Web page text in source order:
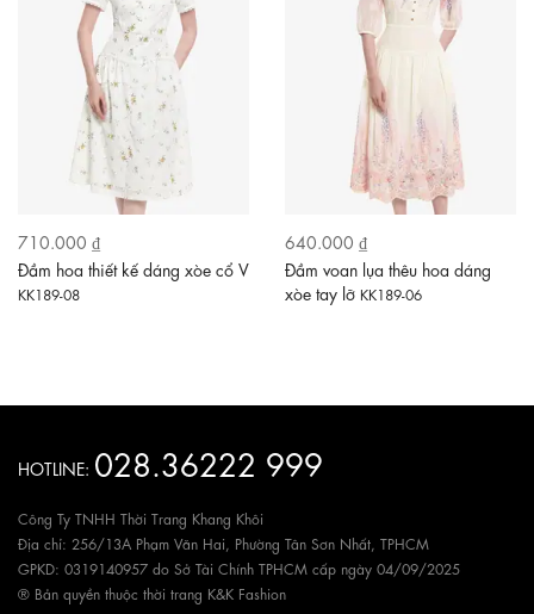
710.000 ₫
Đầm hoa thiết kế dáng xòe cổ V
KK189-08
640.000 ₫
Đầm voan lụa thêu hoa dáng
xòe tay lỡ KK189-06
HOTLINE: 028.36222 999
Công Ty TNHH Thời Trang Khang Khôi
Địa chỉ: 256/13A Phạm Văn Hai, Phường Tân Sơn Nhất, TPHCM
GPKD: 0319140957 do Sở Tài Chính TPHCM cấp ngày 04/09/2025
® Bản quyền thuộc thời trang K&K Fashion